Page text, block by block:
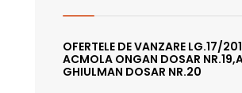
OFERTELE DE VANZARE LG.17/
ACMOLA ONGAN DOSAR
GHIULMAN DOSAR NR.20